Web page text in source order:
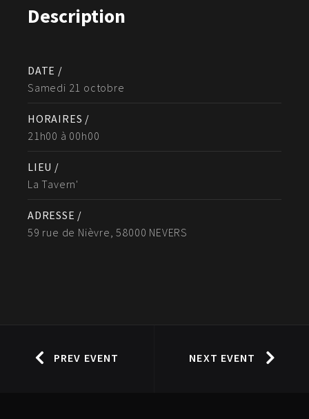
Description
DATE /
Samedi 21 octobre
HORAIRES /
21h00 à 00h00
LIEU /
La Tavern'
ADRESSE /
59 rue de Nièvre, 58000 NEVERS
PREV EVENT NEXT EVENT